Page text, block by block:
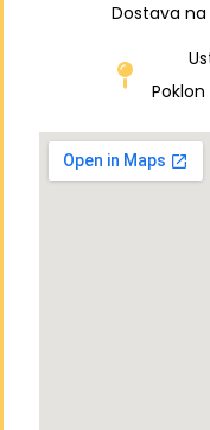
Dostava